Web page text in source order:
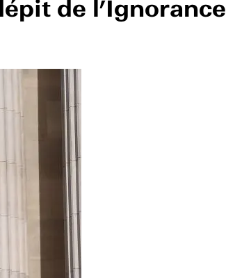
de l’Ignorance